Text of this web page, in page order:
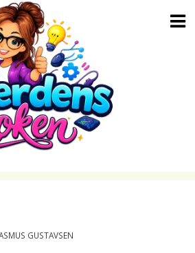
GUSTAVSEN